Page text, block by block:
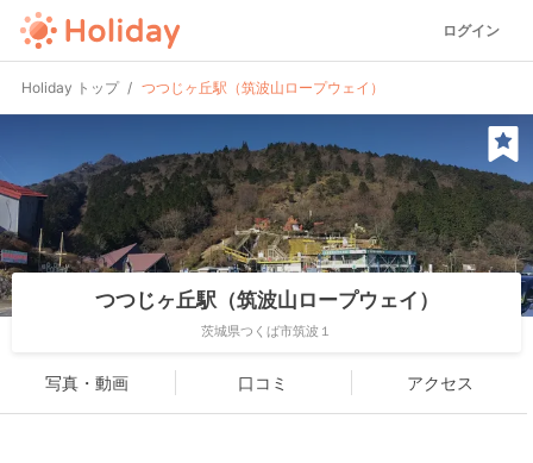
ログイン
Holiday トップ つつじヶ丘駅（筑波山ロープウェイ）
つつじヶ丘駅（筑波山ロープウェイ）
茨城県つくば市筑波１
写真・動画 口コミ アクセス